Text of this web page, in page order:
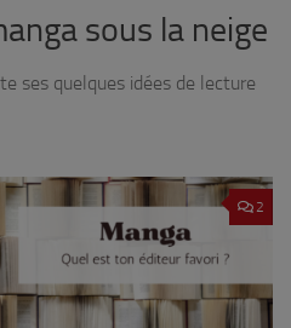
sous la neige
ses quelques idées de lecture
2